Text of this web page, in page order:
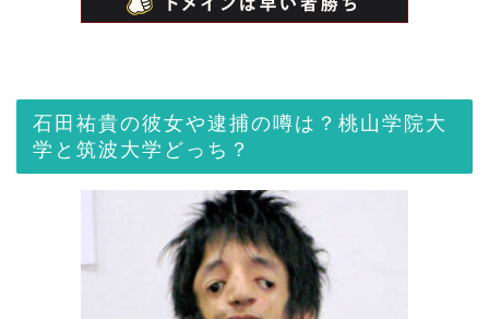
石田祐貴の彼女や逮捕の噂は？桃山学院大
学と筑波大学どっち？